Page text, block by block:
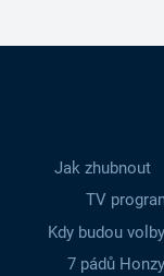
Jak zhubnout
TV
Kdy budou volby
7 pádů